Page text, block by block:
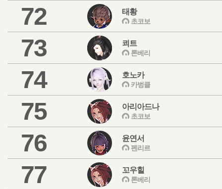
72 태황
초코보
73 쾨트
톤베리
74 호노카
카벙클
75 아리아드나
초코보
76 윤연서
펜리르
77 꼬우힐
톤베리